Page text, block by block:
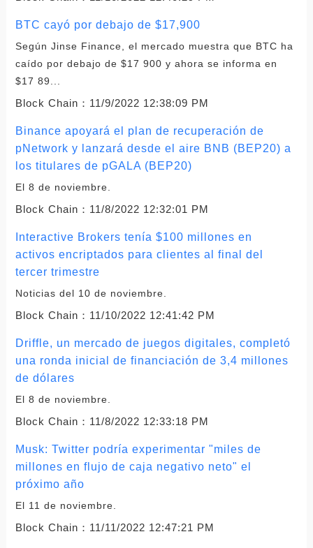
BTC cayó por debajo de $17,900
Según Jinse Finance, el mercado muestra que BTC ha
caído por debajo de $17 900 y ahora se informa en
$17 89...
Block Chain： 11/9/2022 12:38:09 PM
Binance apoyará el plan de recuperación de
pNetwork y lanzará desde el aire BNB (BEP20) a
los titulares de pGALA (BEP20)
El 8 de noviembre.
Block Chain： 11/8/2022 12:32:01 PM
Interactive Brokers tenía $100 millones en
activos encriptados para clientes al final del
tercer trimestre
Noticias del 10 de noviembre.
Block Chain： 11/10/2022 12:41:42 PM
Driffle, un mercado de juegos digitales, completó
una ronda inicial de financiación de 3,4 millones
de dólares
El 8 de noviembre.
Block Chain： 11/8/2022 12:33:18 PM
Musk: Twitter podría experimentar "miles de
millones en flujo de caja negativo neto" el
próximo año
El 11 de noviembre.
Block Chain： 11/11/2022 12:47:21 PM